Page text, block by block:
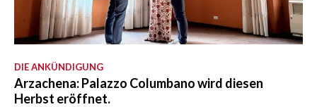
DIE ANKÜNDIGUNG
Arzachena: Palazzo Columbano wird diesen
Herbst eröffnet.